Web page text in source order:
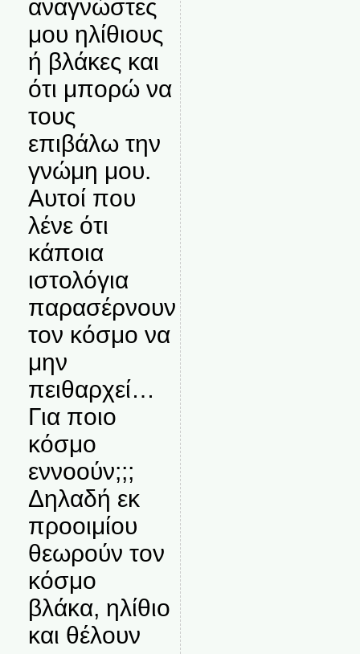
αναγνώστες
μου ηλίθιους
ή βλάκες και
ότι μπορώ να
τους
επιβάλω την
γνώμη μου.
Αυτοί που
λένε ότι
κάποια
ιστολόγια
παρασέρνουν
τον κόσμο να
μην
πειθαρχεί…
Για ποιο
κόσμο
εννοούν;;;
Δηλαδή εκ
προοιμίου
θεωρούν τον
κόσμο
βλάκα, ηλίθιο
και θέλουν